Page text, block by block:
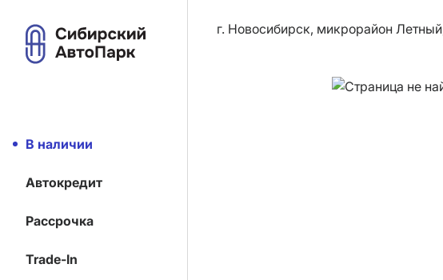
В наличии
Автокредит
Рассрочка
Trade-In
г. Новосибирск, микрорайон